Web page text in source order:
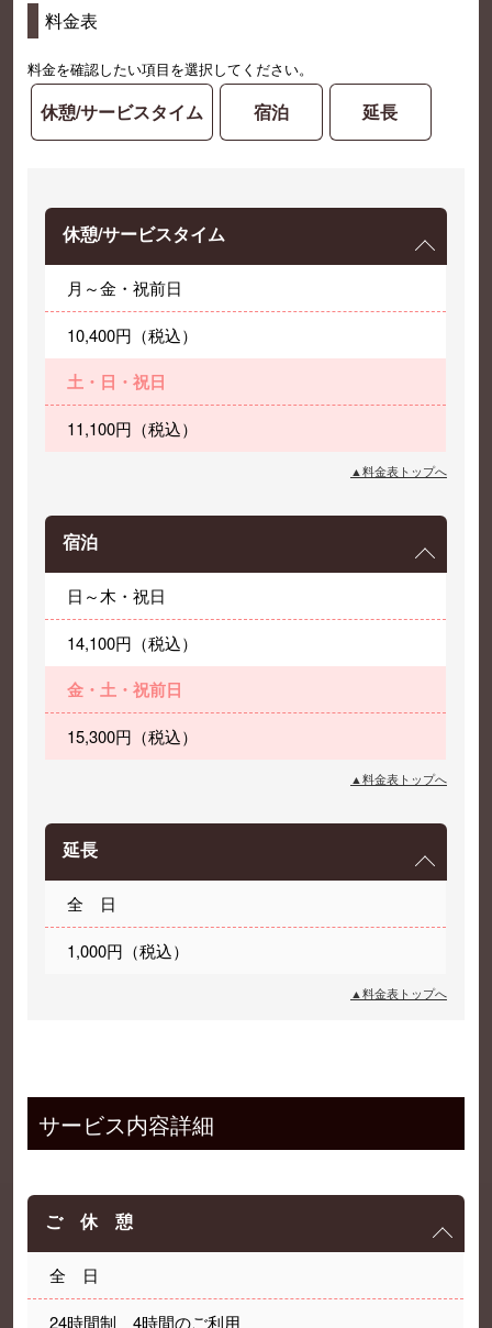
料金表
料金を確認したい項目を選択してください。
休憩/サービスタイム 宿泊 延長
休憩/サービスタイム
月～金・祝前日
10,400円（税込）
土・日・祝日
11,100円（税込）
▲料金表トップへ
宿泊
日～木・祝日
14,100円（税込）
金・土・祝前日
15,300円（税込）
▲料金表トップへ
延長
全 日
1,000円（税込）
▲料金表トップへ
サービス内容詳細
ご 休 憩
全 日
24時間制 4時間のご利用